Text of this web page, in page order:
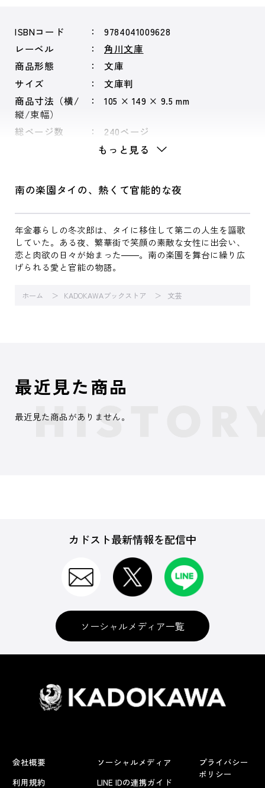
ISBNコード
9784041009628
レーベル
角川文庫
商品形態
文庫
サイズ
文庫判
商品寸法（横/
縦/束幅）
105 × 149 × 9.5 mm
総ページ数 240ページ
もっと見る
南の楽園タイの、熱くて官能的な夜
年金暮らしの冬次郎は、タイに移住して第二の人生を謳歌
していた。ある夜、繁華街で笑顔の素敵な女性に出会い、
恋と肉欲の日々が始まった――。南の楽園を舞台に繰り広
げられる愛と官能の物語。
ホーム KADOKAWAブックストア 文芸
最近見た商品
最近見た商品がありません。
カドスト最新情報を配信中
ソーシャルメディア一覧
会社概要
利用規約
ソーシャルメディア
LINE IDの連携ガイド
プライバシー
ポリシー